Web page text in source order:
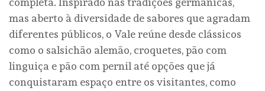
mas aberto à diversidade de sabores que agradam
diferentes públicos, o Vale reúne desde clássicos
como o salsichão alemão, croquetes, pão com
linguiça e pão com pernil até opções que já
conquistaram espaço entre os visitantes, como